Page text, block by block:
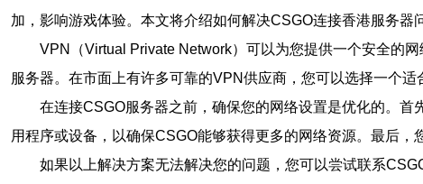
加，影响游戏体验。本文将介绍如何解决CSGO连接香港服务器
VPN（Virtual Private Network）可以为您提供一个安全的
服务器。在市面上有许多可靠的VPN供应商，您可以选择一个适
在连接CSGO服务器之前，确保您的网络设置是优化的。
用程序或设备，以确保CSGO能够获得更多的网络资源。最后
如果以上解决方案无法解决您的问题，您可以尝试联系